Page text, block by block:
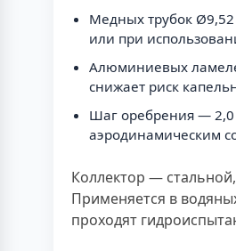
Медных трубок
или при
Алюминиевых
снижает риск
Шаг оребрения — 2,0
аэродинамическим
Коллектор —
Применяется в
проходят